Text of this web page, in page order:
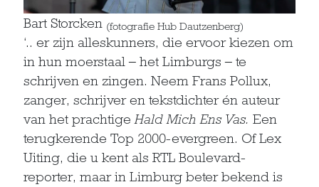
Bart Storcken (fotografie Hub Dautzenberg)
‘.. er zijn alleskunners, die ervoor kiezen om
in hun moerstaal – het Limburgs – te
schrijven en zingen. Neem Frans Pollux,
zanger, schrijver en tekstdichter én auteur
van het prachtigeHald Mich Ens Vas. Een
terugkerende Top 2000-evergreen. Of Lex
Uiting, die u kent als RTL Boulevard-
reporter, maar in Limburg beter bekend is